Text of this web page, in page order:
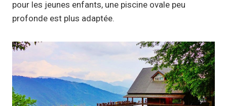
pour les jeunes enfants, une piscine ovale peu
profonde est plus adaptée.